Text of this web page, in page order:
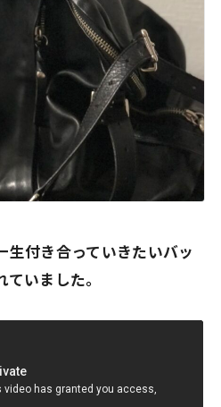
生付き合っていきたいバッ
いました。